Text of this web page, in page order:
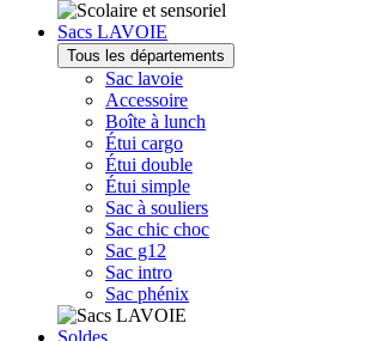
Sacs LAVOIE
Tous les départements
Sac lavoie
Accessoire
Boîte à lunch
Étui cargo
Étui double
Étui simple
Sac à souliers
Sac chic choc
Sac g12
Sac intro
Sac phénix
Soldes